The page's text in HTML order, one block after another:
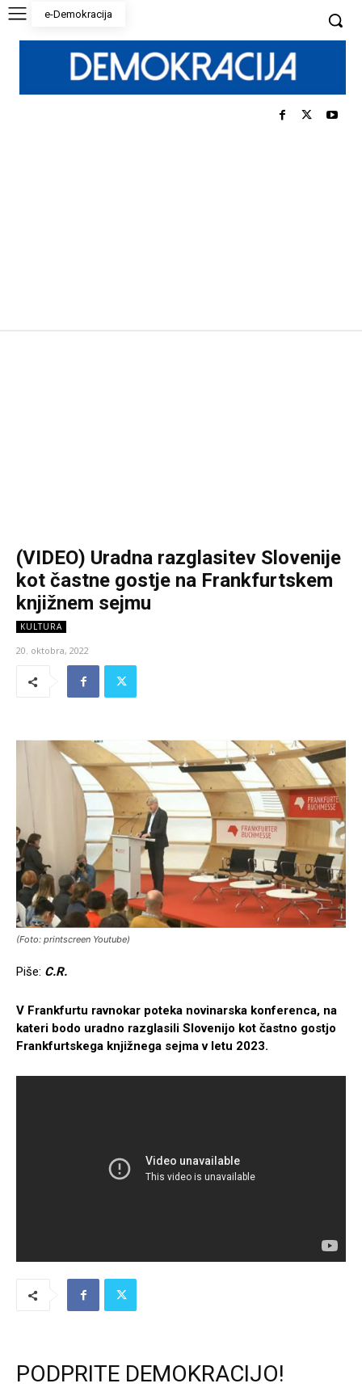
e-Demokracija
(VIDEO) Uradna razglasitev Slovenije
kot častne gostje na Frankfurtskem
knjižnem sejmu
KULTURA
20. oktobra, 2022
(Foto: printscreen Youtube)
Piše: C.R.
V Frankfurtu ravnokar poteka novinarska konferenca, na
kateri bodo uradno razglasili Slovenijo kot častno gostjo
Frankfurtskega knjižnega sejma v letu 2023.
PODPRITE DEMOKRACIJO!